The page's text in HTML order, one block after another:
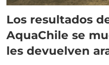
Los resultados
AquaChile se
les devuelven